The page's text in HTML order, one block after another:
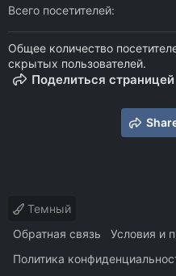
Всего посетителей
Общее количество
скрытых пользователей.
Поделиться страницей
Темный
Обратная связь
Условия и
Политика